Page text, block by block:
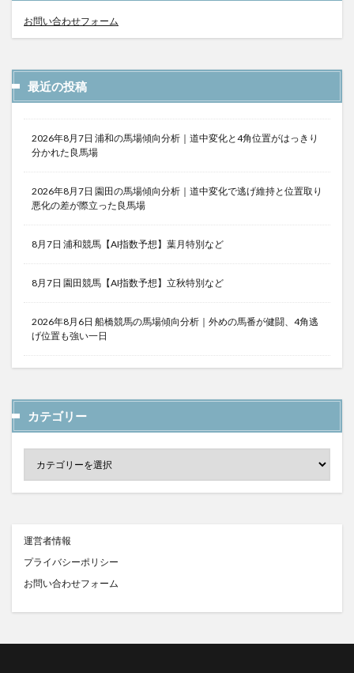
お問い合わせフォーム
最近の投稿
2026年8月7日 浦和の馬場傾向分析｜道中変化と4角位置がはっきり
分かれた良馬場
2026年8月7日 園田の馬場傾向分析｜道中変化で逃げ維持と位置取り
悪化の差が際立った良馬場
8月7日 浦和競馬【AI指数予想】葉月特別など
8月7日 園田競馬【AI指数予想】立秋特別など
2026年8月6日 船橋競馬の馬場傾向分析｜外めの馬番が健闘、4角逃
げ位置も強い一日
カテゴリー
運営者情報
プライバシーポリシー
お問い合わせフォーム